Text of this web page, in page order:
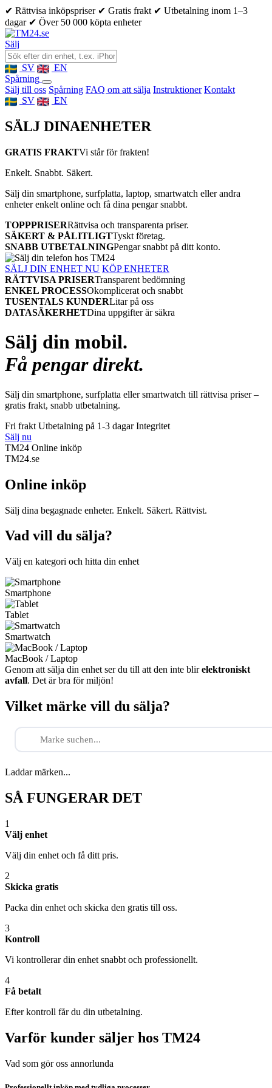
✔ Rättvisa inköpspriser ✔ Gratis frakt ✔ Utbetalning inom 1–3
dagar ✔ Över 50 000 köpta enheter
Sälj
SV
EN
Spårning
Sälj till oss Spårning FAQ om att sälja Instruktioner Kontakt
SV
EN
SÄLJ DINAENHETER
GRATIS FRAKTVi står för frakten!
Enkelt. Snabbt. Säkert.
Sälj din smartphone, surfplatta, laptop, smartwatch eller andra
enheter enkelt online och få dina pengar snabbt.
TOPPPRISERRättvisa och transparenta priser.
SÄKERT & PÅLITLIGTTyskt företag.
SNABB UTBETALNINGPengar snabbt på ditt konto.
SÄLJ DIN ENHET NU KÖP ENHETER
RÄTTVISA PRISERTransparent bedömning
ENKEL PROCESSOkomplicerat och snabbt
TUSENTALS KUNDERLitar på oss
DATASÄKERHETDina uppgifter är säkra
Sälj din mobil.
Få pengar direkt.
Sälj din smartphone, surfplatta eller smartwatch till rättvisa priser –
gratis frakt, snabb utbetalning.
Fri frakt Utbetalning på 1-3 dagar Integritet
Sälj nu
TM24 Online inköp
TM24.se
Online inköp
Sälj dina begagnade enheter. Enkelt. Säkert. Rättvist.
Vad vill du sälja?
Välj en kategori och hitta din enhet
Smartphone
Tablet
Smartwatch
MacBook / Laptop
Genom att sälja din enhet ser du till att den inte blirelektroniskt
avfall. Det är bra för miljön!
Vilket märke vill du sälja?
Laddar märken...
SÅ FUNGERAR DET
1
Välj enhet
Välj din enhet och få ditt pris.
2
Skicka gratis
Packa din enhet och skicka den gratis till oss.
3
Kontroll
Vi kontrollerar din enhet snabbt och professionellt.
4
Få betalt
Efter kontroll får du din utbetalning.
Varför kunder säljer hos TM24
Vad som gör oss annorlunda